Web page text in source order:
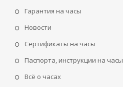
Гарантия на часы
Новости
Сертификаты на часы
Паспорта, инструкции на часы
Всё о часах